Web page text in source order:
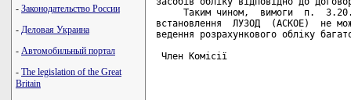
- Законодательство России
- Деловая Украина
- Автомобильный портал
- The legislation of the Great
Britain
Таким чином,  вимоги  п.
встановлення  ЛУЗОД  (АСКОЕ)  не
ведення розрахункового обліку
Член Комісії